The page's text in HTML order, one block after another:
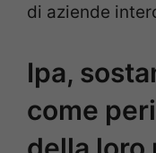
di aziende
Ipa,
come